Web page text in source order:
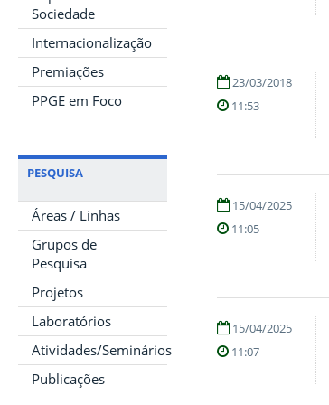
Sociedade
Internacionalização
Premiações
PPGE em Foco
PESQUISA
Áreas / Linhas
Grupos de
Pesquisa
Projetos
Laboratórios
Atividades/Seminários
Publicações
23/03/2018
11:53
15/04/2025
11:05
15/04/2025
11:07